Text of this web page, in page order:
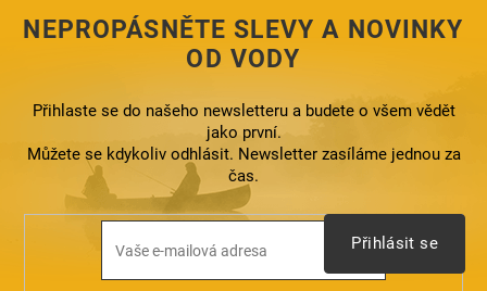
NEPROPÁSNĚTE SLEVY A NOVINKY
OD VODY
Přihlaste se do našeho newsletteru a budete o všem vědět
jako první.
Můžete se kdykoliv odhlásit. Newsletter zasíláme jednou za
čas.
Přihlásit se